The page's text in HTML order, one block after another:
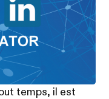
temps, il est